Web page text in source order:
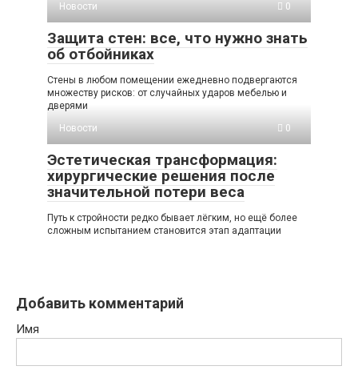
Новости
0
Защита стен: все, что нужно знать
об отбойниках
Стены в любом помещении ежедневно подвергаются
множеству рисков: от случайных ударов мебелью и
дверями
Новости
0
Эстетическая трансформация:
хирургические решения после
значительной потери веса
Путь к стройности редко бывает лёгким, но ещё более
сложным испытанием становится этап адаптации
Добавить комментарий
Имя